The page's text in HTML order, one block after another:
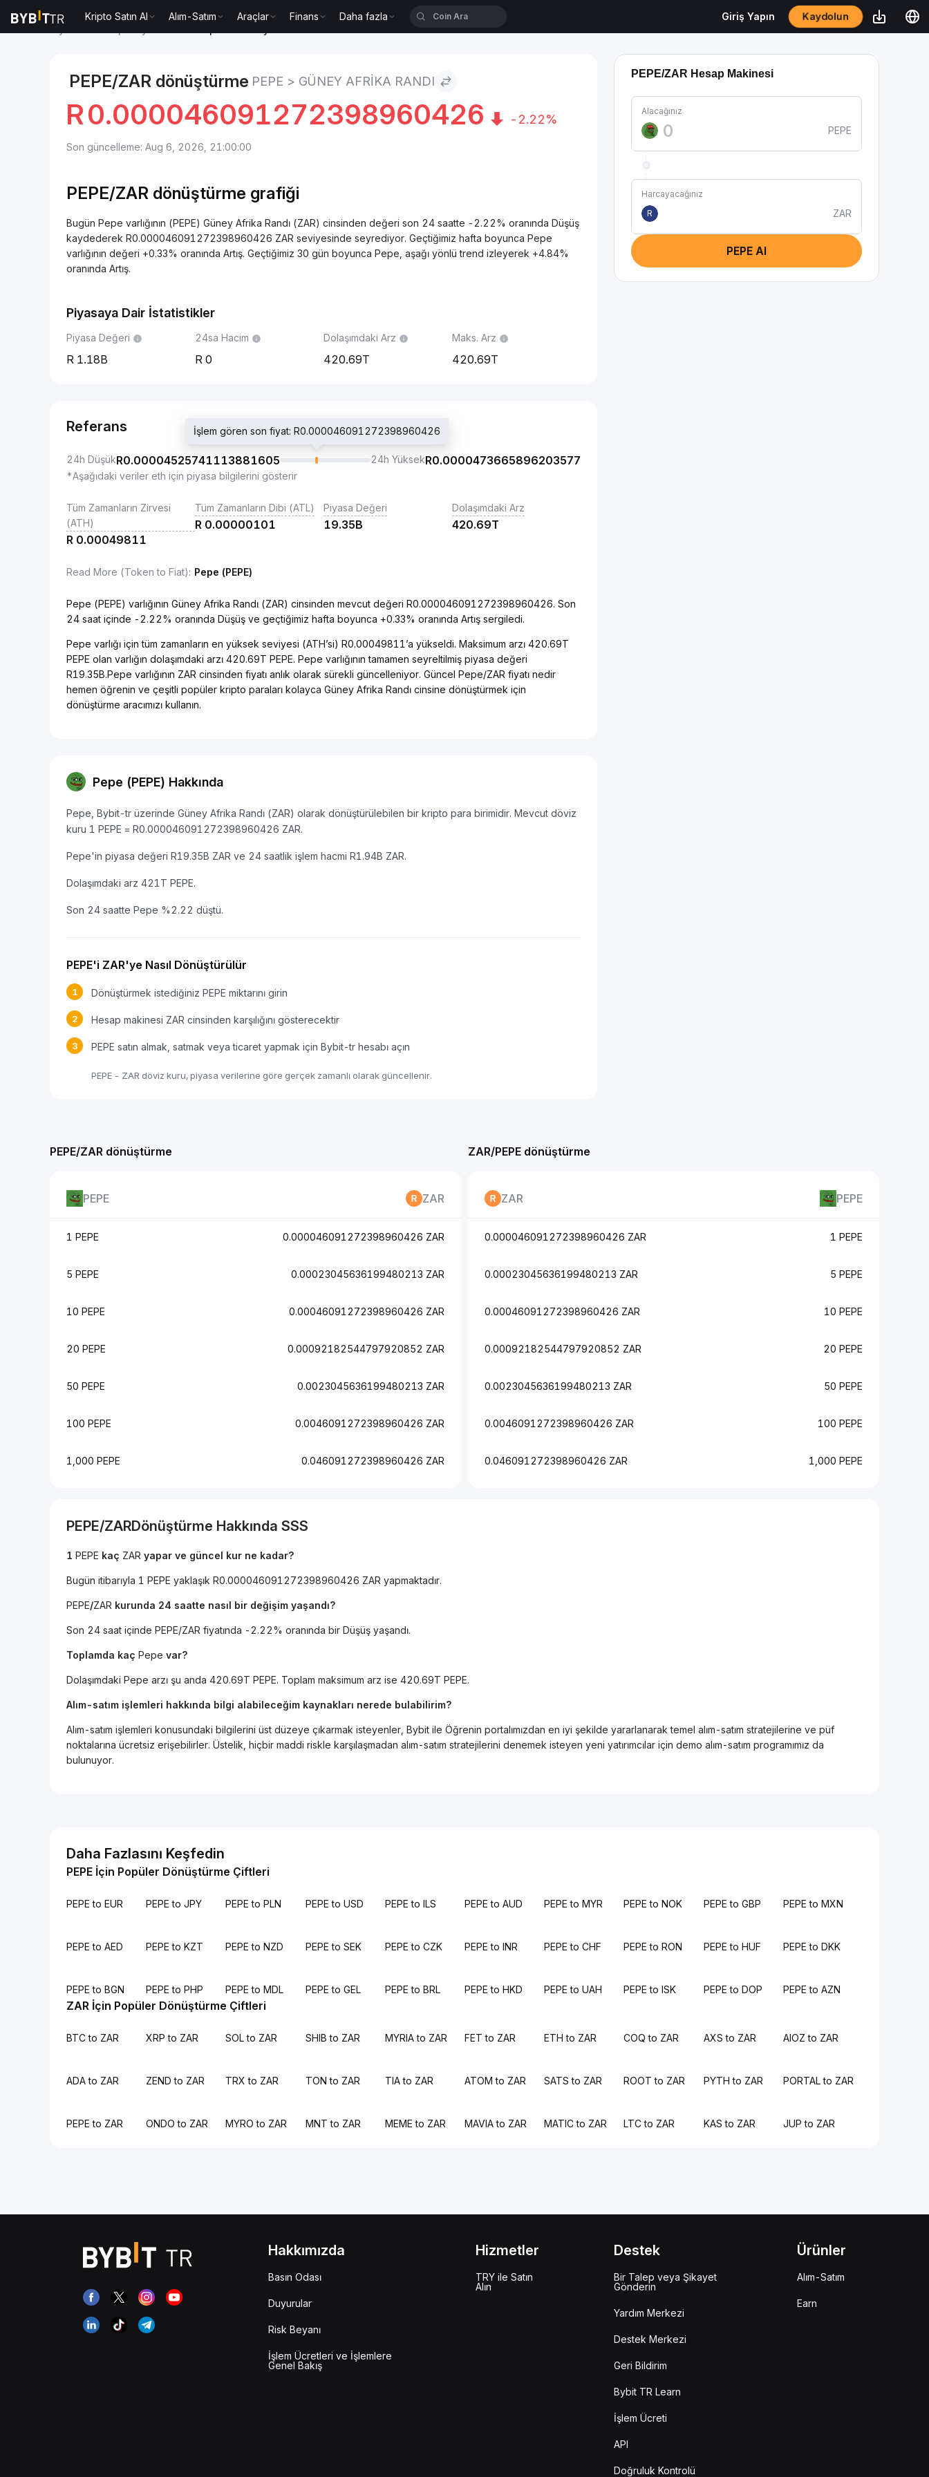
Kripto Satın Al Alım-Satım Araçlar Finans Daha fazla Giriş Yapın Kaydolun
PEPE/ZAR dönüştürme PEPE > GÜNEY AFRIKA RANDI
R0.000046091272398960426 -2.22%
Son güncelleme: Aug 6, 2026, 21:00:00
PEPE/ZAR dönüştürme grafiği
Bugün Pepe varlığının (PEPE) Güney Afrika Randı (ZAR) cinsinden değeri son 24 saatte -2.22% oranında Düşüş
kaydederek R0.000046091272398960426 ZAR seviyesinde seyrediyor. Geçtiğimiz hafta boyunca Pepe
varlığının değeri +0.33% oranında Artış. Geçtiğimiz 30 gün boyunca Pepe, aşağı yönlü trend izleyerek +4.84%
oranında Artış.
Piyasaya Dair İstatistikler
Piyasa Değeri
1.18B
24sa Hacim
0
Dolaşımdaki Arz
420.69T
Maks. Arz
420.69T
Referans
24h DüşükR0.00004525741113881605
İşlem gören son fiyat: R0.000046091272398960426
24h YüksekR0.0000473665896203577
*Aşağıdaki veriler eth için piyasa bilgilerini gösterir
Tüm Zamanların Zirvesi
(ATH)
R 0.00049811
Tüm Zamanların Dibi (ATL)
R 0.00000101
Piyasa Değeri
19.35B
Dolaşımdaki Arz
420.69T
Read More (Token to Fiat): Pepe (PEPE)
Pepe (PEPE) varlığının Güney Afrika Randı (ZAR) cinsinden mevcut değeri R0.000046091272398960426. Son
24 saat içinde -2.22% oranında Düşüş ve geçtiğimiz hafta boyunca +0.33% oranında Artış sergiledi.
Pepe varlığı için tüm zamanların en yüksek seviyesi (ATH’si) R0.00049811’a yükseldi. Maksimum arzı 420.69T
PEPE olan varlığın dolaşımdaki arzı 420.69T PEPE. Pepe varlığının tamamen seyreltilmiş piyasa değeri
R19.35B.Pepe varlığının ZAR cinsinden fiyatı anlık olarak sürekli güncelleniyor. Güncel Pepe/ZAR fiyatı nedir
hemen öğrenin ve çeşitli popüler kripto paraları kolayca Güney Afrika Randı cinsine dönüştürmek için
dönüştürme aracımızı kullanın.
Pepe (PEPE) Hakkında
Pepe, Bybit-tr üzerinde Güney Afrika Randı (ZAR) olarak dönüştürülebilen bir kripto para birimidir. Mevcut döviz
kuru 1 PEPE = R0.000046091272398960426 ZAR.
Pepe'in piyasa değeri R19.35B ZAR ve 24 saatlik işlem hacmi R1.94B ZAR.
Dolaşımdaki arz 421T PEPE.
Son 24 saatte Pepe %2.22 düştü.
PEPE'i ZAR'ye Nasıl Dönüştürülür
1 Dönüştürmek istediğiniz PEPE miktarını girin
2 Hesap makinesi ZAR cinsinden karşılığını gösterecektir
3 PEPE satın almak, satmak veya ticaret yapmak için Bybit-tr hesabı açın
PEPE - ZAR döviz kuru, piyasa verilerine göre gerçek zamanlı olarak güncellenir.
PEPE/ZAR Hesap Makinesi
Alacağınız
PEPE
Harcayacağınız
R
ZAR
PEPE Al
PEPE/ZAR dönüştürme
PEPE ZAR
1 PEPE 0.000046091272398960426 ZAR
5 PEPE 0.00023045636199480213 ZAR
10 PEPE 0.00046091272398960426 ZAR
20 PEPE 0.00092182544797920852 ZAR
50 PEPE 0.0023045636199480213 ZAR
100 PEPE 0.0046091272398960426 ZAR
1,000 PEPE 0.046091272398960426 ZAR
ZAR/PEPE dönüştürme
ZAR PEPE
0.000046091272398960426 ZAR 1 PEPE
0.00023045636199480213 ZAR 5 PEPE
0.00046091272398960426 ZAR 10 PEPE
0.00092182544797920852 ZAR 20 PEPE
0.0023045636199480213 ZAR 50 PEPE
0.0046091272398960426 ZAR 100 PEPE
0.046091272398960426 ZAR 1,000 PEPE
PEPE/ZARDönüştürme Hakkında SSS
1 PEPE kaç ZAR yapar ve güncel kur ne kadar?
Bugün itibarıyla 1 PEPE yaklaşık R0.000046091272398960426 ZAR yapmaktadır.
PEPE/ZAR kurunda 24 saatte nasıl bir değişim yaşandı?
Son 24 saat içinde PEPE/ZAR fiyatında -2.22% oranında bir Düşüş yaşandı.
Toplamda kaç Pepe var?
Dolaşımdaki Pepe arzı şu anda 420.69T PEPE. Toplam maksimum arz ise 420.69T PEPE.
Alım-satım işlemleri hakkında bilgi alabileceğim kaynakları nerede bulabilirim?
Alım-satım işlemleri konusundaki bilgilerini üst düzeye çıkarmak isteyenler, Bybit ile Öğrenin portalımızdan en iyi şekilde yararlanarak temel alım-satım stratejilerine ve püf
noktalarına ücretsiz erişebilirler. Üstelik, hiçbir maddi riskle karşılaşmadan alım-satım stratejilerini denemek isteyen yeni yatırımcılar için demo alım-satım programımız da
bulunuyor.
Daha Fazlasını Keşfedin
PEPE İçin Popüler Dönüştürme Çiftleri
PEPE to EUR PEPE to JPY PEPE to PLN PEPE to USD PEPE to ILS PEPE to AUD PEPE to MYR PEPE to NOK PEPE to GBP PEPE to MXN
PEPE to AED PEPE to KZT PEPE to NZD PEPE to SEK PEPE to CZK PEPE to INR PEPE to CHF PEPE to RON PEPE to HUF PEPE to DKK
PEPE to BGN PEPE to PHP PEPE to MDL PEPE to GEL PEPE to BRL PEPE to HKD PEPE to UAH PEPE to ISK PEPE to DOP PEPE to AZN
ZAR İçin Popüler Dönüştürme Çiftleri
BTC to ZAR XRP to ZAR SOL to ZAR SHIB to ZAR MYRIA to ZAR FET to ZAR ETH to ZAR COQ to ZAR AXS to ZAR AIOZ to ZAR
ADA to ZAR ZEND to ZAR TRX to ZAR TON to ZAR TIA to ZAR ATOM to ZAR SATS to ZAR ROOT to ZAR PYTH to ZAR PORTAL to ZAR
PEPE to ZAR ONDO to ZAR MYRO to ZAR MNT to ZAR MEME to ZAR MAVIA to ZAR MATIC to ZAR LTC to ZAR KAS to ZAR JUP to ZAR
Hakkımızda
Basın Odası
Duyurular
Risk Beyanı
İşlem Ücretleri ve İşlemlere
Genel Bakış
Hizmetler
TRY ile Satın
Alın
Destek
Bir Talep veya Şikayet
Gönderin
Yardım Merkezi
Destek Merkezi
Geri Bildirim
Bybit TR Learn
İşlem Ücreti
API
Doğruluk Kontrolü
Ürünler
Alım-Satım
Earn